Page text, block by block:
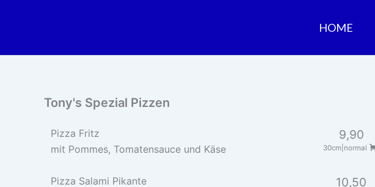
HOME
Tony's Spezial Pizzen
Pizza Fritz 9,90
30cm|normal
mit Pommes, Tomatensauce und Käse
Pizza Salami Pikante 10,50